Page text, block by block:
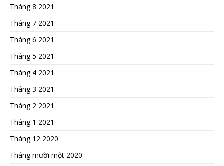
Tháng 8 2021
Tháng 7 2021
Tháng 6 2021
Tháng 5 2021
Tháng 4 2021
Tháng 3 2021
Tháng 2 2021
Tháng 1 2021
Tháng 12 2020
Tháng mười một 2020